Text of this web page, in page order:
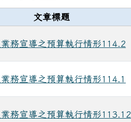
文章標題
務宣導之預算執行情形114.2
務宣導之預算執行情形114.1
務宣導之預算執行情形113.12